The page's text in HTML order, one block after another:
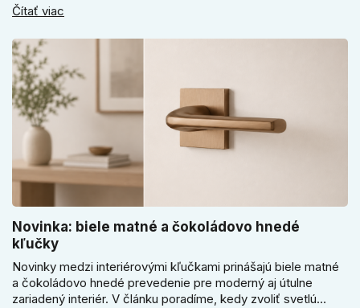
sa pri bránke, pivnici alebo záhradnom domčeku neoplatí
Čítať viac
Novinka: biele matné a čokoládovo hnedé
kľučky
Novinky medzi interiérovými kľučkami prinášajú biele matné
a čokoládovo hnedé prevedenie pre moderný aj útulne
zariadený interiér. V článku poradíme, kedy zvoliť svetlú